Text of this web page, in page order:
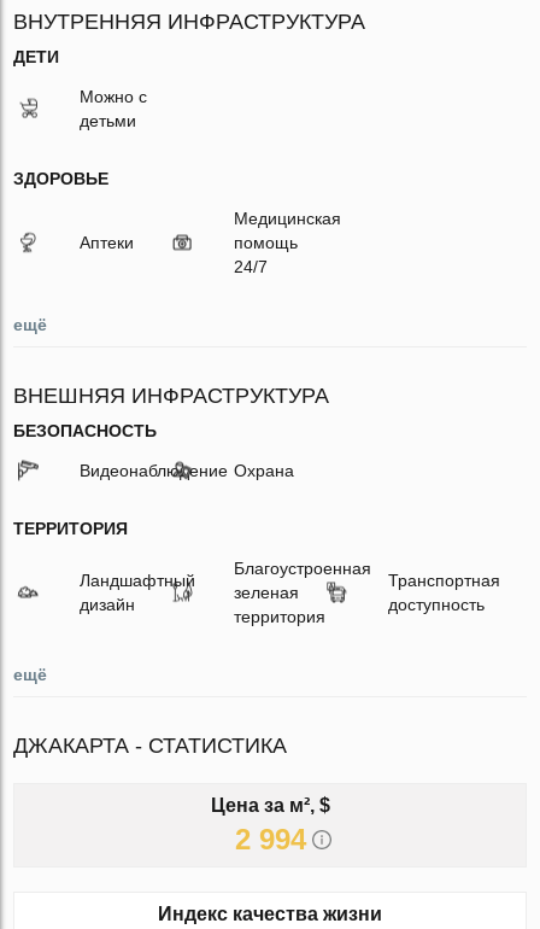
ВНУТРЕННЯЯ ИНФРАСТРУКТУРА
ДЕТИ
Можно с
детьми
ЗДОРОВЬЕ
Аптеки
Медицинская
помощь
24/7
ещё
ВНЕШНЯЯ ИНФРАСТРУКТУРА
БЕЗОПАСНОСТЬ
Видеонаблюдение Охрана
ТЕРРИТОРИЯ
Ландшафтный
дизайн
Благоустроенная
зеленая
территория
Транспортная
доступность
ещё
ДЖАКАРТА - СТАТИСТИКА
Цена за м², $
2 994
Индекс качества жизни